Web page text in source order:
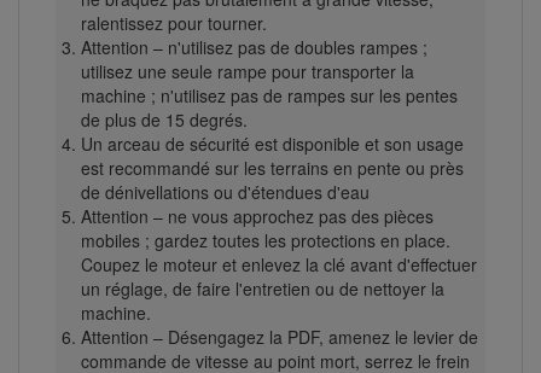
ralentissez pour tourner.
Attention – n'utilisez pas de doubles rampes ;
utilisez une seule rampe pour transporter la
machine ; n'utilisez pas de rampes sur les pentes
de plus de 15 degrés.
Un arceau de sécurité est disponible et son usage
est recommandé sur les terrains en pente ou près
de dénivellations ou d'étendues d'eau
Attention – ne vous approchez pas des pièces
mobiles ; gardez toutes les protections en place.
Coupez le moteur et enlevez la clé avant d'effectuer
un réglage, de faire l'entretien ou de nettoyer la
machine.
Attention – Désengagez la PDF, amenez le levier de
commande de vitesse au point mort, serrez le frein